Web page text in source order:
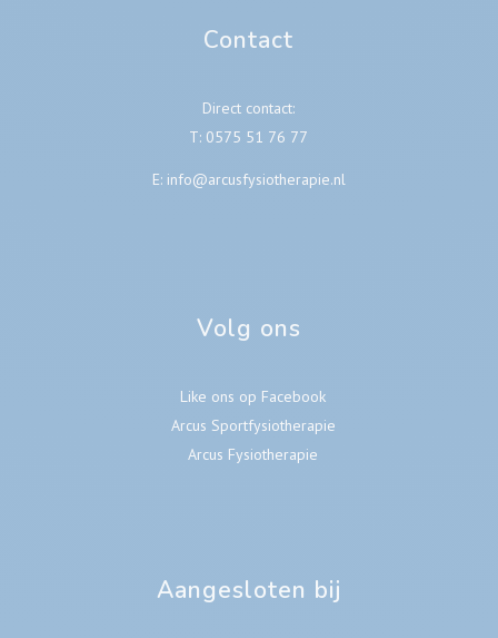
Contact
Direct contact:
T: 0575 51 76 77
E: info@arcusfysiotherapie.nl
Volg ons
Like ons op Facebook
Arcus Sportfysiotherapie
Arcus Fysiotherapie
Aangesloten bij